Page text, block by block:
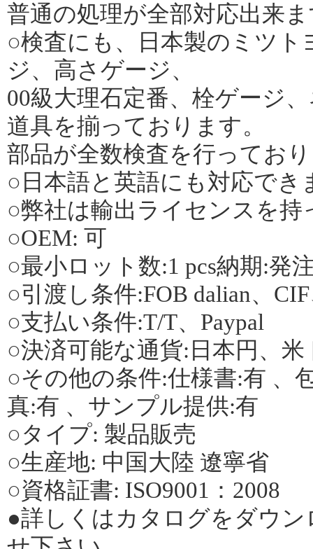
普通の処理が全部対応出来
○検査にも、日本製のミツ
ジ、高さゲージ、
00級大理石定番、栓ゲージ
道具を揃っております。
部品が全数検査を行ってお
○日本語と英語にも対応でき
○弊社は輸出ライセンスを持
○OEM: 可
○最小ロット数:1 pcs納期:発
○引渡し条件:FOB dalian、
○支払い条件:T/T、Paypal
○決済可能な通貨:日本円、米
○その他の条件:仕様書:有 、
真:有 、サンプル提供:有
○タイプ: 製品販売
○生産地: 中国大陸 遼寧省
○資格証書: ISO9001：2008
●詳しくはカタログをダウ